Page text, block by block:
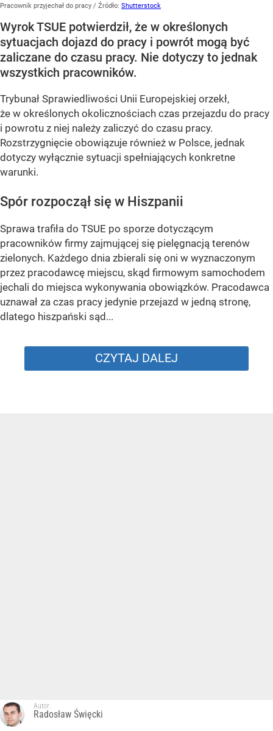
Pracownik przyjechał do pracy / Źródło: Shutterstock
Wyrok TSUE potwierdził, że w określonych
sytuacjach dojazd do pracy i powrót mogą być
zaliczane do czasu pracy. Nie dotyczy to jednak
wszystkich pracowników.
Trybunał Sprawiedliwości Unii Europejskiej orzekł,
że w określonych okolicznościach czas przejazdu do pracy
i powrotu z niej należy zaliczyć do czasu pracy.
Rozstrzygnięcie obowiązuje również w Polsce, jednak
dotyczy wyłącznie sytuacji spełniających konkretne
warunki.
Spór rozpoczął się w Hiszpanii
Sprawa trafiła do TSUE po sporze dotyczącym
pracowników firmy zajmującej się pielęgnacją terenów
zielonych. Każdego dnia zbierali się oni w wyznaczonym
przez pracodawcę miejscu, skąd firmowym samochodem
jechali do miejsca wykonywania obowiązków. Pracodawca
uznawał za czas pracy jedynie przejazd w jedną stronę,
dlatego hiszpański sąd...
CZYTAJ DALEJ
Autor:
Radosław Święcki